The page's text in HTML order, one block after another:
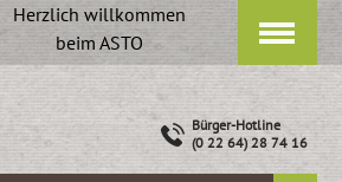
Herzlich willkommen
beim ASTO
Bürger-Hotline
(0 22 64) 28 74 16